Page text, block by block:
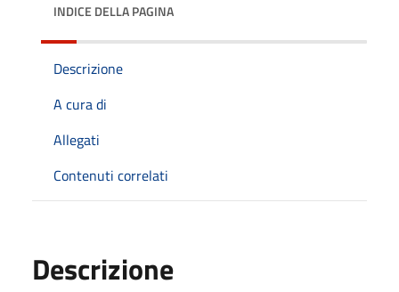
INDICE DELLA PAGINA
Descrizione
A cura di
Allegati
Contenuti correlati
Descrizione